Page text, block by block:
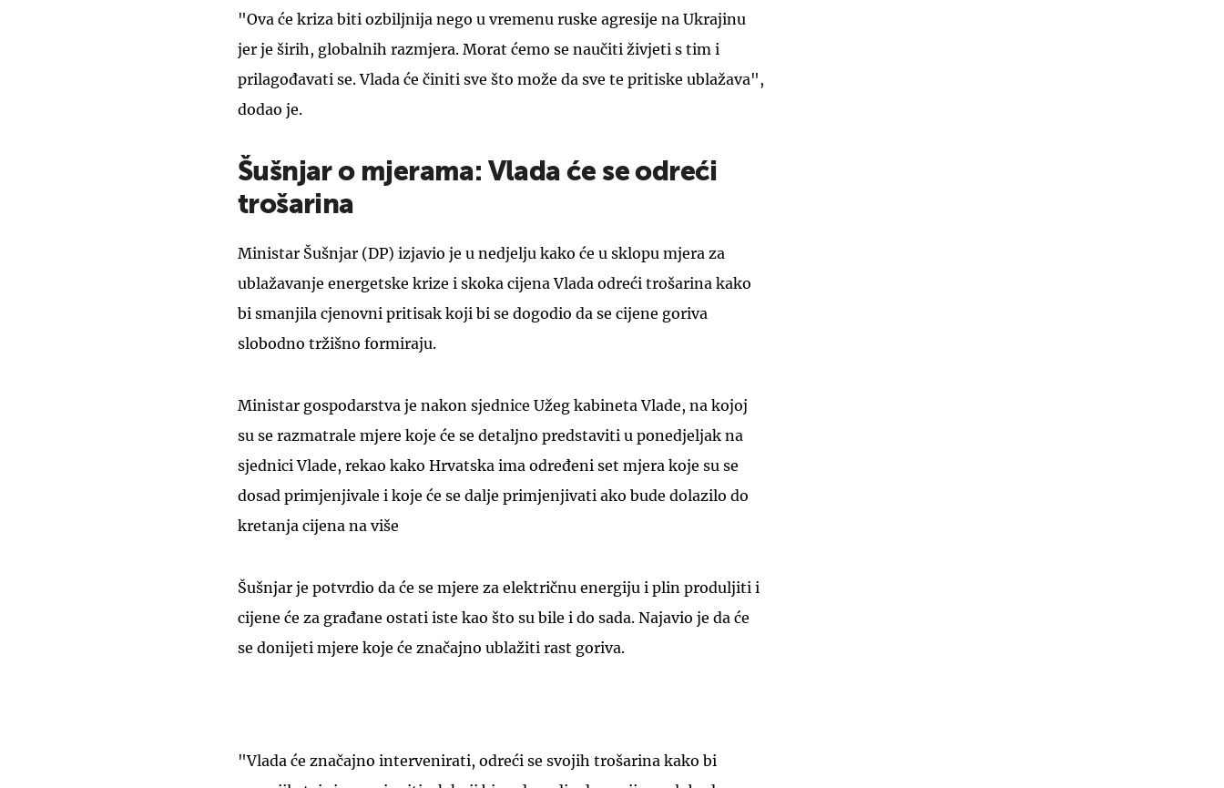
"Ova će kriza biti ozbiljnija nego u vremenu ruske agresije na Ukrajinu
jer je širih, globalnih razmjera. Morat ćemo se naučiti živjeti s tim i
prilagođavati se. Vlada će činiti sve što može da sve te pritiske ublažava",
dodao je.
Šušnjar o mjerama: Vlada će se odreći
trošarina
Ministar Šušnjar (DP) izjavio je u nedjelju kako će u sklopu mjera za
ublažavanje energetske krize i skoka cijena Vlada odreći trošarina kako
bi smanjila cjenovni pritisak koji bi se dogodio da se cijene goriva
slobodno tržišno formiraju.
Ministar gospodarstva je nakon sjednice Užeg kabineta Vlade, na kojoj
su se razmatrale mjere koje će se detaljno predstaviti u ponedjeljak na
sjednici Vlade, rekao kako Hrvatska ima određeni set mjera koje su se
dosad primjenjivale i koje će se dalje primjenjivati ako bude dolazilo do
kretanja cijena na više
Šušnjar je potvrdio da će se mjere za električnu energiju i plin produljiti i
cijene će za građane ostati iste kao što su bile i do sada. Najavio je da će
se donijeti mjere koje će značajno ublažiti rast goriva.
"Vlada će značajno intervenirati, odreći se svojih trošarina kako bi